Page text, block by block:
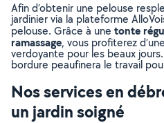
Afin d’obtenir une pelouse
jardinier via la plateforme
pelouse. Grâce à une tonte
ramassage, vous profiterez
verdoyante pour les beaux
bordure peaufinera le travail
Nos services en
un jardin soigné